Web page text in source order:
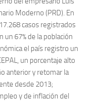
Moderno (PRD). En
casos registrados
67% de la población
el país registro un
un porcentaje alto
anterior y retomar la
desde 2013;
y de inflación del